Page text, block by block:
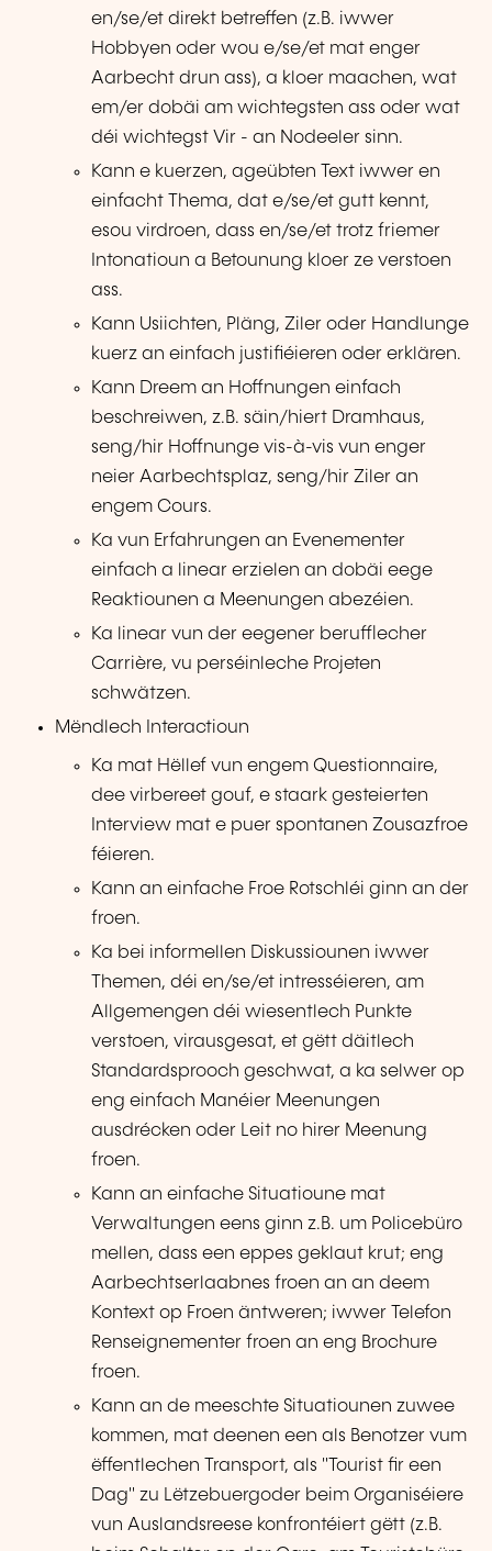
en/se/et direkt betreffen (z.B. iwwer
Hobbyen oder wou e/se/et mat enger
Aarbecht drun ass), a kloer maachen, wat
em/er dobäi am wichtegsten ass oder wat
déi wichtegst Vir - an Nodeeler sinn.
Kann e kuerzen, ageübten Text iwwer en
einfacht Thema, dat e/se/et gutt kennt,
esou virdroen, dass en/se/et trotz friemer
Intonatioun a Betounung kloer ze verstoen
ass.
Kann Usiichten, Pläng, Ziler oder Handlunge
kuerz an einfach justifiéieren oder erklären.
Kann Dreem an Hoffnungen einfach
beschreiwen, z.B. säin/hiert Dramhaus,
seng/hir Hoffnunge vis-à-vis vun enger
neier Aarbechtsplaz, seng/hir Ziler an
engem Cours.
Ka vun Erfahrungen an Evenementer
einfach a linear erzielen an dobäi eege
Reaktiounen a Meenungen abezéien.
Ka linear vun der eegener berufflecher
Carrière, vu perséinleche Projeten
schwätzen.
Mëndlech Interactioun
Ka mat Hëllef vun engem Questionnaire,
dee virbereet gouf, e staark gesteierten
Interview mat e puer spontanen Zousazfroe
féieren.
Kann an einfache Froe Rotschléi ginn an der
froen.
Ka bei informellen Diskussiounen iwwer
Themen, déi en/se/et intresséieren, am
Allgemengen déi wiesentlech Punkte
verstoen, virausgesat, et gëtt däitlech
Standardsprooch geschwat, a ka selwer op
eng einfach Manéier Meenungen
ausdrécken oder Leit no hirer Meenung
froen.
Kann an einfache Situatioune mat
Verwaltungen eens ginn z.B. um Policebüro
mellen, dass een eppes geklaut krut; eng
Aarbechtserlaabnes froen an an deem
Kontext op Froen äntweren; iwwer Telefon
Renseignementer froen an eng Brochure
froen.
Kann an de meeschte Situatiounen zuwee
kommen, mat deenen een als Benotzer vum
ëffentlechen Transport, als "Tourist fir een
Dag" zu Lëtzebuergoder beim Organiséiere
vun Auslandsreese konfrontéiert gëtt (z.B.